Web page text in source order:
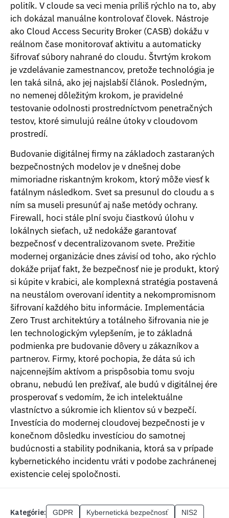
politík. V cloude sa veci menia príliš rýchlo na to, aby
ich dokázal manuálne kontrolovať človek. Nástroje
ako Cloud Access Security Broker (CASB) dokážu v
reálnom čase monitorovať aktivitu a automaticky
šifrovať súbory nahrané do cloudu. Štvrtým krokom
je vzdelávanie zamestnancov, pretože technológia je
len taká silná, ako jej najslabší článok. Posledným,
no nemenej dôležitým krokom, je pravidelné
testovanie odolnosti prostredníctvom penetračných
testov, ktoré simulujú reálne útoky v cloudovom
prostredí.
Budovanie digitálnej firmy na základoch zastaraných
bezpečnostných modelov je v dnešnej dobe
mimoriadne riskantným krokom, ktorý môže viesť k
fatálnym následkom. Svet sa presunul do cloudu a s
ním sa museli presunúť aj naše metódy ochrany.
Firewall, hoci stále plní svoju čiastkovú úlohu v
lokálnych sieťach, už nedokáže garantovať
bezpečnosť v decentralizovanom svete. Prežitie
modernej organizácie dnes závisí od toho, ako rýchlo
dokáže prijať fakt, že bezpečnosť nie je produkt, ktorý
si kúpite v krabici, ale komplexná stratégia postavená
na neustálom overovaní identity a nekompromisnom
šifrovaní každého bitu informácie. Implementácia
Zero Trust architektúry a totálneho šifrovania nie je
len technologickým vylepšením, je to základná
podmienka pre budovanie dôvery u zákazníkov a
partnerov. Firmy, ktoré pochopia, že dáta sú ich
najcennejším aktívom a prispôsobia tomu svoju
obranu, nebudú len prežívať, ale budú v digitálnej ére
prosperovať s vedomím, že ich intelektuálne
vlastníctvo a súkromie ich klientov sú v bezpečí.
Investícia do modernej cloudovej bezpečnosti je v
konečnom dôsledku investíciou do samotnej
budúcnosti a stability podnikania, ktorá sa v prípade
kybernetického incidentu vráti v podobe zachránenej
existencie celej spoločnosti.
Kategórie: GDPR Kybernetická bezpečnosť NIS2